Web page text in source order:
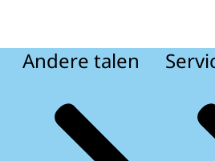
Andere talen